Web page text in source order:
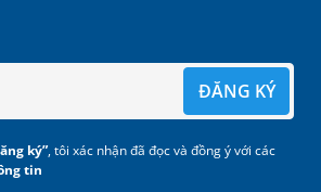
ĐĂNG KÝ
ký”, tôi xác nhận đã đọc và đồng ý với các
tin